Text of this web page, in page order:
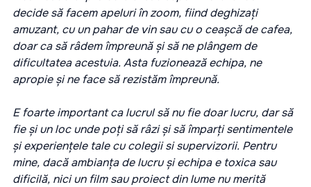
decide să facem apeluri în zoom, fiind deghizați
amuzant, cu un pahar de vin sau cu o ceașcă de cafea,
doar ca să râdem împreună și să ne plângem de
dificultatea acestuia. Asta fuzionează echipa, ne
apropie și ne face să rezistăm împreună.
E foarte important ca lucrul să nu fie doar lucru, dar să
fie și un loc unde poți să râzi și să împarți sentimentele
și experiențele tale cu colegii si supervizorii. Pentru
mine, dacă ambianța de lucru și echipa e toxica sau
dificilă, nici un film sau proiect din lume nu merită